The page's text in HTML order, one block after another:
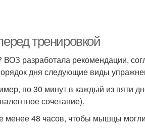
тренировкой
разработала рекомендации,
дня следующие виды
по 30 минут в каждый из пяти
сочетание).
менее 48 часов, чтобы мышцы могли